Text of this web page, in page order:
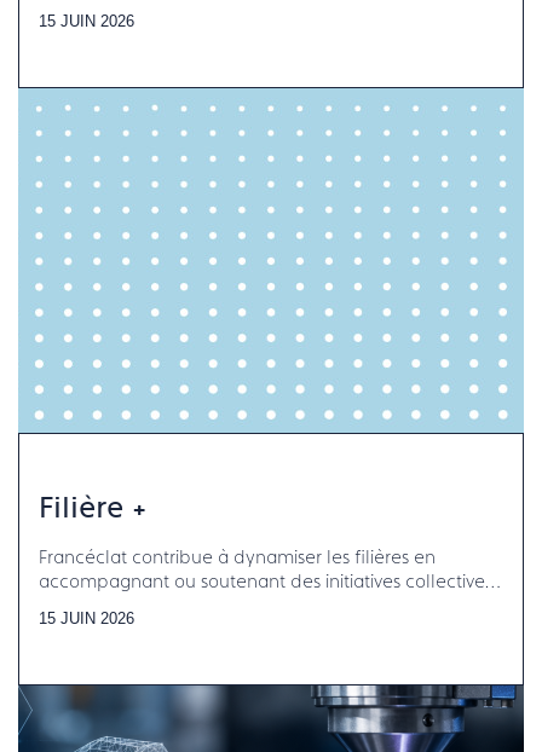
15 JUIN 2026
Filière +
Francéclat contribue à dynamiser les filières en
accompagnant ou soutenant des initiatives collectives
15 JUIN 2026